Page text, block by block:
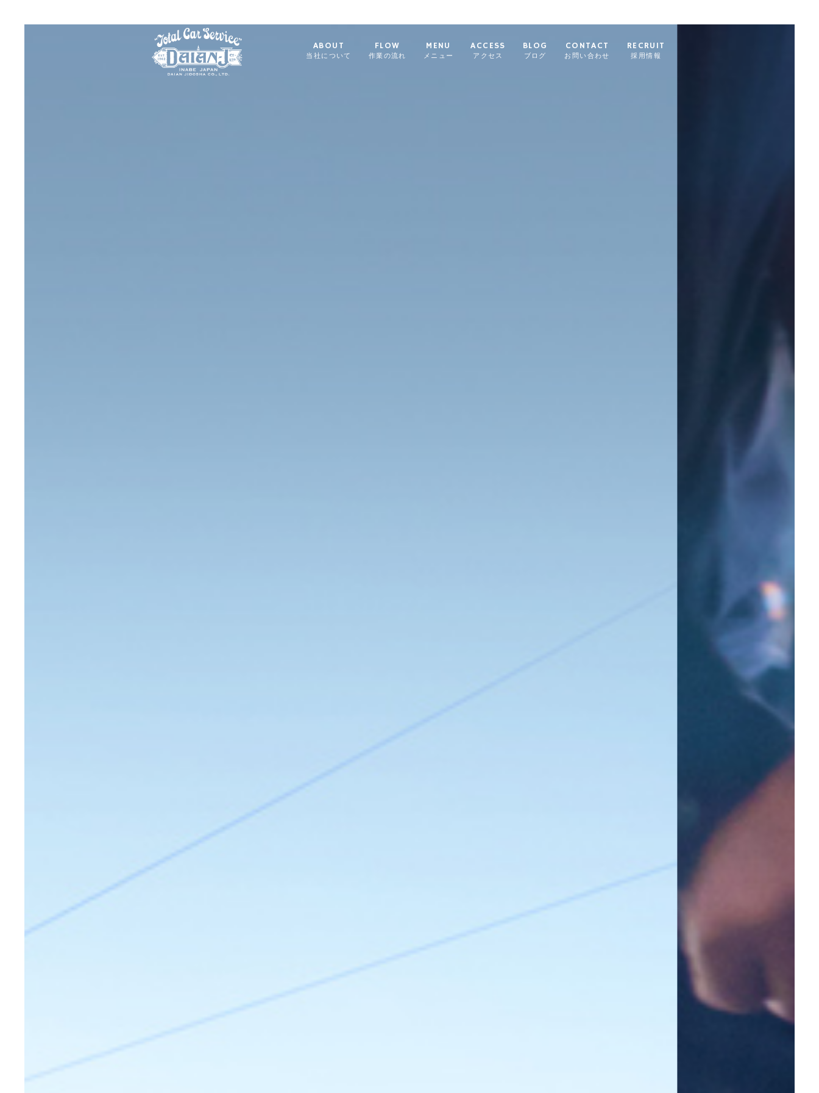
ABOUT
当社について
FLOW
作業の流れ
MENU
メニュー
ACCESS
アクセス
BLOG
ブログ
CONTACT
お問い合わせ
RECRUIT
採用情報